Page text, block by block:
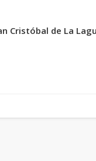
Cristóbal de La